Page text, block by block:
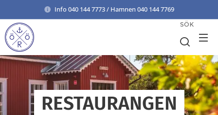
Info 040 144 7773 / Hamnen 040 144 7769
SÖK
RESTAURANGEN